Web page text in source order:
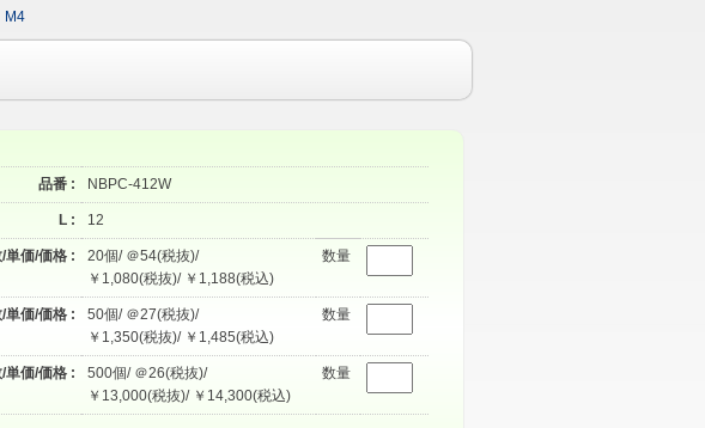
M4
品番 : NBPC-412W
L : 12
単価/価格 :
20個/ ＠54(税抜)/
￥1,080(税抜)/ ￥1,188(税込)
数量
単価/価格 :
50個/ ＠27(税抜)/
￥1,350(税抜)/ ￥1,485(税込)
数量
単価/価格 :
500個/ ＠26(税抜)/
￥13,000(税抜)/ ￥14,300(税込)
数量